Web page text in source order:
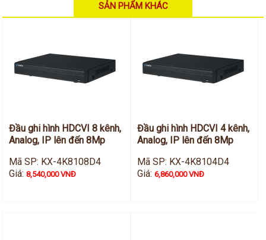
SẢN PHẨM KHÁC
Đầu ghi hình HDCVI 8 kênh,
Analog, IP lên đến 8Mp
Mã SP: KX-4K8108D4
Giá:8,540,000 VNĐ
Đầu ghi hình HDCVI 4 kênh,
Analog, IP lên đến 8Mp
Mã SP: KX-4K8104D4
Giá: 6,860,000 VNĐ